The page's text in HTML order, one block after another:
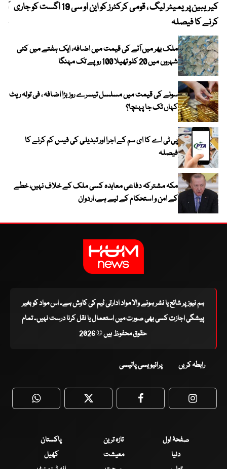
کیریبین پریمیئر لیگ ، قومی کرکٹرز کو این او سی 19 اگست کو جاری
کرنے کا فیصلہ
ملک بھر میں آٹے کی قیمت میں اضافہ، ایک ہفتے میں کئی
شہروں میں 20 کلو تھیلا 100 روپے تک مہنگا
سونے کی قیمت میں مسلسل تیسرے روز بڑا اضافہ ، فی تولہ ریٹ
کہاں تک جا پہنچا؟
پی ٹی اے کا ای سم کے اجرا اور تبدیلی کی فیس کم کرنے کا
فیصلہ
مکہ مشترکہ دفاعی معاہدہ کسی ملک کے خلاف نہیں، خطے
کے امن و استحکام کے لیے ہے، اردوان
ہم نیوز پر شائع یا نشر ہونے والا مواد ادارتی ٹیم کی کاوش ہے۔ اس مواد کو بغیر
پیشگی اجازت کسی بھی صورت میں استعمال یا نقل کرنا درست نہیں۔ تمام
حقوق محفوظ ہیں © 2026
رابطہ کریں پرائیویسی پالیسی
WhatsApp Twitter Facebook
صفحۂ اول تازہ ترین
پاکستان
دنیا
معیشت
کھیل